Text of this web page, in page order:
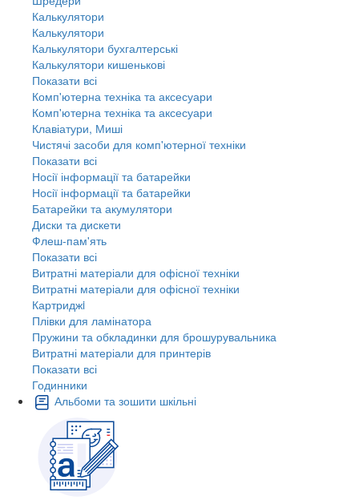
Калькулятори
Калькулятори
Калькулятори бухгалтерські
Калькулятори кишенькові
Показати всі
Комп'ютерна техніка та аксесуари
Комп'ютерна техніка та аксесуари
Клавіатури, Миші
Чистячі засоби для комп'ютерної техніки
Показати всі
Носії інформації та батарейки
Носії інформації та батарейки
Батарейки та акумулятори
Диски та дискети
Флеш-пам'ять
Показати всі
Витратні матеріали для офісної техніки
Витратні матеріали для офісної техніки
Картриджi
Плівки для ламінатора
Пружини та обкладинки для брошурувальника
Витратні матеріали для принтерів
Показати всі
Годинники
Альбоми та зошити шкільні